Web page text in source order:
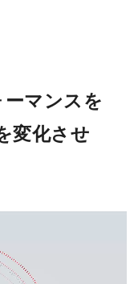
マンスを
変化させ